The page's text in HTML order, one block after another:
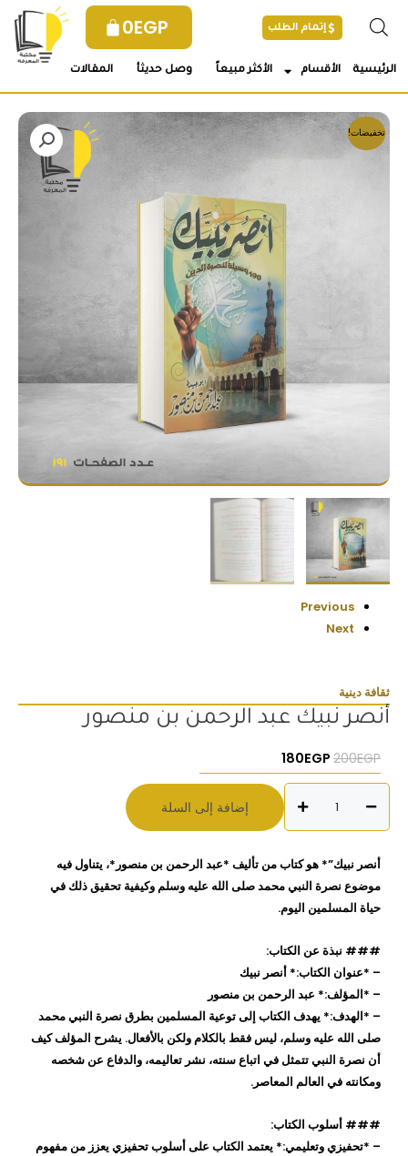
0EGP إتمام الطلب
الرئيسية الأقسام الأكثر مبيعاً وصل حديثأ المقالات
تخفيضات!
Previous
Next
ثقافة دينية
أنصر نبيك عبد الرحمن بن منصور
200EGP السعر الأصلي هو: 200EGP.
180EGP السعر الحالي هو: 180EGP.
أنصر
نبيك
عبد
الرحمن
بن
إضافة إلى السلة
أنصر نبيك”* هو كتاب من تأليف *عبد الرحمن بن منصور*، يتناول فيه
موضوع نصرة النبي محمد صلى الله عليه وسلم وكيفية تحقيق ذلك في
حياة المسلمين اليوم.
### نبذة عن الكتاب:
– *عنوان الكتاب:* أنصر نبيك
– *المؤلف:* عبد الرحمن بن منصور
– *الهدف:* يهدف الكتاب إلى توعية المسلمين بطرق نصرة النبي محمد
صلى الله عليه وسلم، ليس فقط بالكلام ولكن بالأفعال. يشرح المؤلف كيف
أن نصرة النبي تتمثل في اتباع سنته، نشر تعاليمه، والدفاع عن شخصه
ومكانته في العالم المعاصر.
### أسلوب الكتاب:
– *تحفيزي وتعليمي:* يعتمد الكتاب على أسلوب تحفيزي يعزز من مفهوم